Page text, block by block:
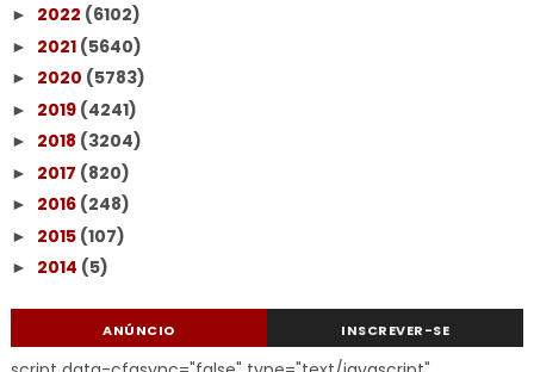
► 2022 (6102)
► 2021 (5640)
► 2020 (5783)
► 2019 (4241)
► 2018 (3204)
► 2017 (820)
► 2016 (248)
► 2015 (107)
► 2014 (5)
ANÚNCIO INSCREVER-SE